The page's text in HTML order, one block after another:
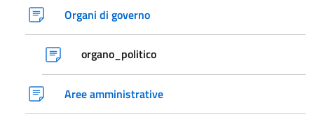
Organi di governo
organo_politico
Aree amministrative